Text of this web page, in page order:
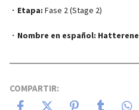
・ Etapa: Fase 2 (Stage 2)
・ Nombre en español: Hatterene
COMPARTIR: